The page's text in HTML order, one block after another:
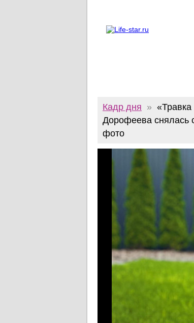
Кадр дня »
Дорофеева снялась
фото